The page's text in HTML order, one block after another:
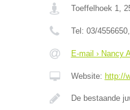
Toeffelhoek 1,
Tel: 03/4556650
E-mail › Nancy
Website: http://
De bestaande